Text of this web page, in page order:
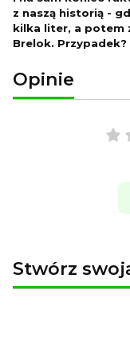
z naszą historią -
kilka liter, a potem
Brelok. Przypadek?
Opinie
Stwórz